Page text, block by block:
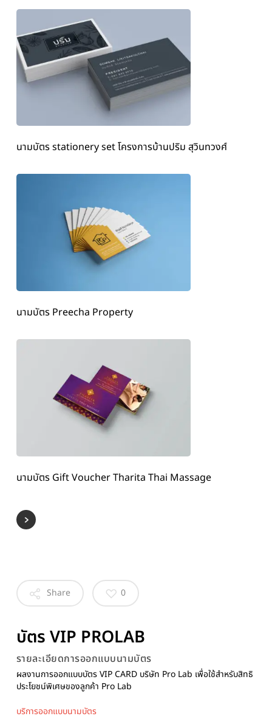
นามบัตร stationery set โครงการบ้านปริม สุวินทวงศ์
นามบัตร Preecha Property
นามบัตร Gift Voucher Tharita Thai Massage
Share 0
บัตร VIP PROLAB
รายละเอียดการออกแบบนามบัตร
ผลงานการออกแบบบัตร VIP CARD บริษัท Pro Lab เพื่อใช้สำหรับสิทธิ
ประโยชน์พิเศษของลูกค้า Pro Lab
บริการออกแบบนามบัตร